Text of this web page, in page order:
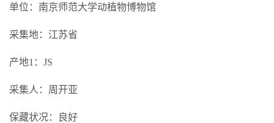
单位：南京师范大学动植物博物馆
采集地：江苏省
产地1：JS
采集人：周开亚
保藏状况：良好